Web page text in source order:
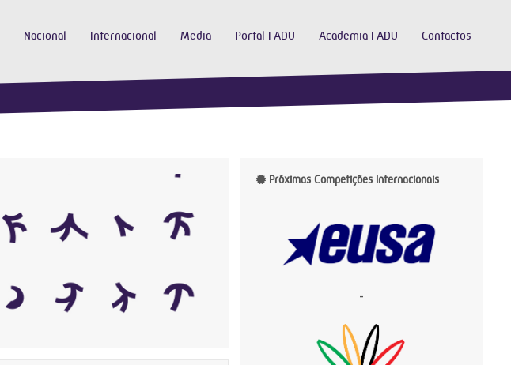
Nacional Internacional Media Portal FADU Academia FADU Contactos
Próximas Competições Internacionais
-